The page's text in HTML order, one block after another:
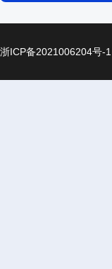
浙ICP备2021006204号-1